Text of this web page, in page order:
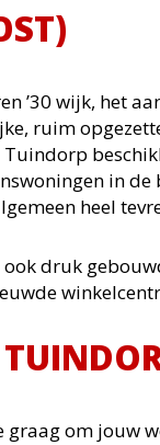
’30 wijk, het
ruim
in
heel
druk
om jouw